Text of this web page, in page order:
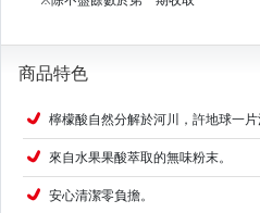
商品特色
檸檬酸自然分解於河川，許地球一片
來自水果果酸萃取的無味粉末。
安心清潔零負擔。